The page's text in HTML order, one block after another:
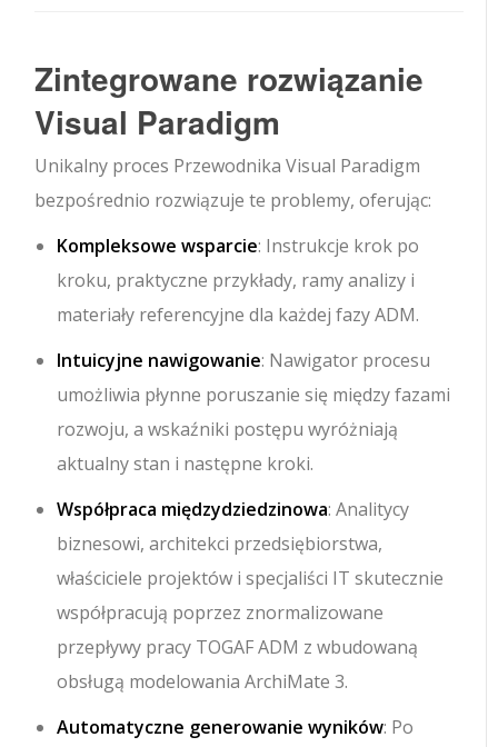
Zintegrowane rozwiązanie
Visual Paradigm
Unikalny proces Przewodnika Visual Paradigm
bezpośrednio rozwiązuje te problemy, oferując:
Kompleksowe wsparcie: Instrukcje krok po
kroku, praktyczne przykłady, ramy analizy i
materiały referencyjne dla każdej fazy ADM.
Intuicyjne nawigowanie: Nawigator procesu
umożliwia płynne poruszanie się między fazami
rozwoju, a wskaźniki postępu wyróżniają
aktualny stan i następne kroki.
Współpraca międzydziedzinowa: Analitycy
biznesowi, architekci przedsiębiorstwa,
właściciele projektów i specjaliści IT skutecznie
współpracują poprzez znormalizowane
przepływy pracy TOGAF ADM z wbudowaną
obsługą modelowania ArchiMate 3.
Automatyczne generowanie wyników: Po